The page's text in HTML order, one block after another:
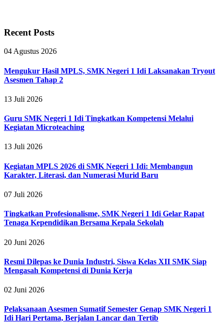
Recent Posts
04 Agustus 2026
Mengukur Hasil MPLS, SMK Negeri 1 Idi Laksanakan Tryout
Asesmen Tahap 2
13 Juli 2026
Guru SMK Negeri 1 Idi Tingkatkan Kompetensi Melalui
Kegiatan Microteaching
13 Juli 2026
Kegiatan MPLS 2026 di SMK Negeri 1 Idi: Membangun
Karakter, Literasi, dan Numerasi Murid Baru
07 Juli 2026
Tingkatkan Profesionalisme, SMK Negeri 1 Idi Gelar Rapat
Tenaga Kependidikan Bersama Kepala Sekolah
20 Juni 2026
Resmi Dilepas ke Dunia Industri, Siswa Kelas XII SMK Siap
Mengasah Kompetensi di Dunia Kerja
02 Juni 2026
Pelaksanaan Asesmen Sumatif Semester Genap SMK Negeri 1
Idi Hari Pertama, Berjalan Lancar dan Tertib